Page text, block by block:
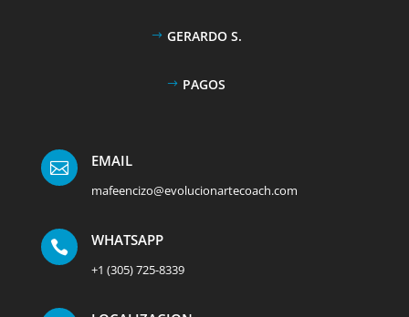
GERARDO S.
PAGOS
 EMAIL
mafeencizo@evolucionartecoach.com
 WHATSAPP
+1 (305) 725-8339